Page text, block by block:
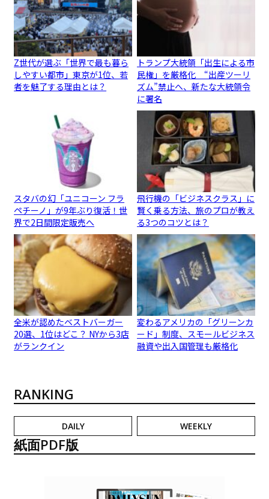
Z世代が選ぶ「世界で最も暮ら
しやすい都市」東京が1位、若
者を魅了する理由とは？
トランプ大統領「出生による市
民権」を厳格化 “出産ツーリ
ズム”禁止へ、新たな大統領令
に署名
スタバの幻「ユニコーン フラ
ペチーノ」が9年ぶり復活！世
界で2日間限定販売へ
飛行機の「ビジネスクラス」に
賢く乗る方法、旅のプロが教え
る3つのコツとは？
全米が認めたベストバーガー
20選、1位はどこ？ NYから3店
がランクイン
変わるアメリカの「グリーンカ
ード」制度、スモールビジネス
融資や出入国管理も厳格化
RANKING
DAILY WEEKLY
紙面PDF版